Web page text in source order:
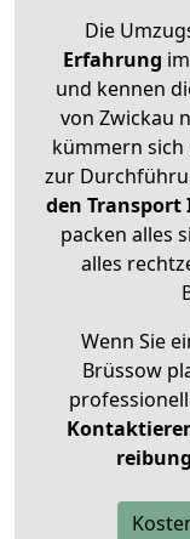
Die
Erfahrung
und kennen
von Zwickau
kümmern sich
zur
den Transport
packen alles
alles
Wenn Sie
Brüssow